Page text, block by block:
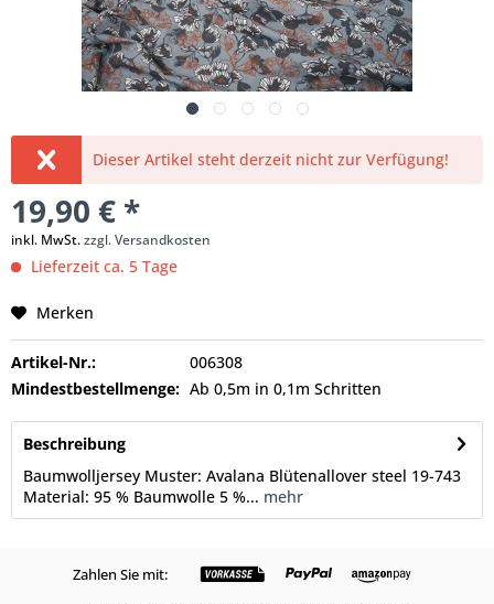
Dieser Artikel steht derzeit nicht zur Verfügung!
19,90 € *
inkl. MwSt.zzgl. Versandkosten
Lieferzeit ca. 5 Tage
Merken
Artikel-Nr.:
006308
Mindestbestellmenge: Ab 0,5m in 0,1m Schritten
Beschreibung
Baumwolljersey Muster: Avalana Blütenallover steel 19-743
Material: 95 % Baumwolle 5 %... mehr
Zahlen Sie mit: